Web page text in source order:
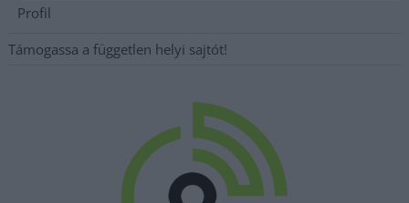
Profil
Támogassa a független helyi sajtót!